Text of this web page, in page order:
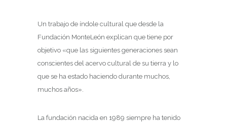
Un trabajo de índole cultural que desde la
Fundación MonteLeón explican que tiene por
objetivo «que las siguientes generaciones sean
conscientes del acervo cultural de su tierra y lo
que se ha estado haciendo durante muchos,
muchos años».
La fundación nacida en 1989 siempre ha tenido